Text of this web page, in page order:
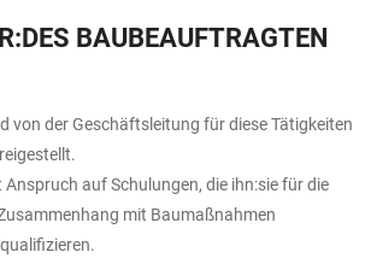
BAUBEAUFTRAGTEN
von der Geschäftsleitung für diese Tätigkeiten
Anspruch auf Schulungen, die ihn:sie für die
mit Baumaßnahmen